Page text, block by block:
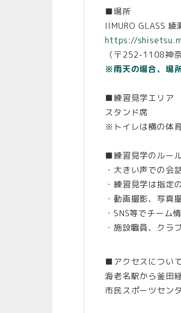
■場所
IIMURO GLASS 綾
https://
（〒252-1108神
※雨天の場合、場
■練習見学エリア
スタンド席
※トイレは横の体
■練習見学のルー
・大きい声での会
・練習見学は指定
・動画撮影、写真
・SNS等でチー
・施設職員、クラ
■アクセスについ
海老名駅から釜田
市民スポーツセン